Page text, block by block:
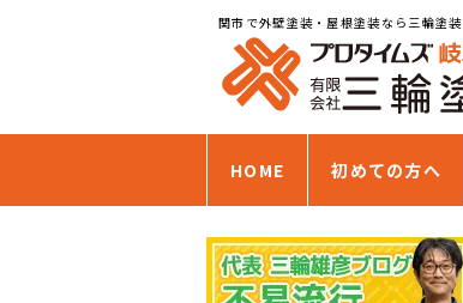
関市で外壁塗装・屋根塗装なら三輪塗装
HOME 初めての方へ